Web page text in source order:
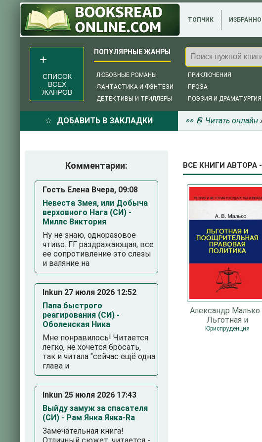
ТОПЧИК
ЛЮБОВНЫЕ РОМАНЫ
ФАНТАСТИКА И ФЭНТЕЗИ
ДЕТЕКТИВЫ И ТРИЛЛЕРЫ
ПРИКЛЮЧЕНИЯ
ПРОЗА
ПОЭЗИЯ И ДРАМАТУРГИЯ
СПИСОК
ВСЕХ
ЖАНРОВ
ДОБАВИТЬ В ЗАКЛАДКИ 👀 📔 Читать онлайн
ВСЕ КНИГИ АВТОРА
Александр Малько
Льготная и
поощрительная
Юриспруденция
Комментарии:
Гость Елена Вчера, 09:08
Невеста Змея, или Добыча
верховного Нага (СИ) -
Миллс Виктория
Ну не знаю, одноразовое
чтиво. ГГ раздражающая, все
ее сопротивление это слезы
и валяние на
Inkun 27 июля 2026 12:52
Папа быстрого
реагирования (СИ) -
Оболенская Ника
Мне понравилось! Читается
легко, не хочется бросать,
так и читала "сейчас ещё одна
глава и
Inkun 25 июля 2026 17:43
Выйду замуж за спасателя
(СИ) - Рам Янка Янка-Ra
Замечательная книга!